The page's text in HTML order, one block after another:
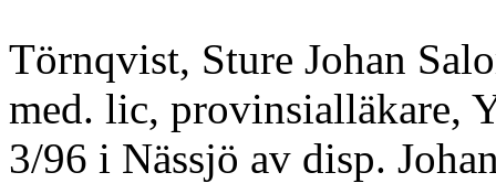
Törnqvist, Sture Johan
med. lic, provinsialläkare,
3/96 i Nässjö av disp.